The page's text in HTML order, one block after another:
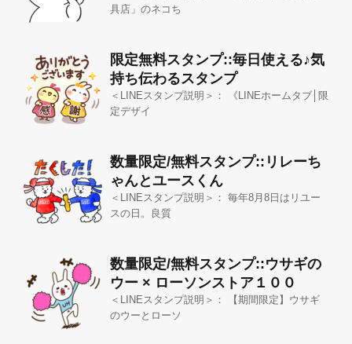
具店」のネコち
限定無料スタンプ::毎日使える♪気
持ち伝わるスタンプ
＜LINEスタンプ説明＞： 《LINEホームタブ│限
定デザイ
数量限定/無料スタンプ::リレーち
ゃんとユースくん
＜LINEスタンプ説明＞： 毎年8月8日はリユー
スの日。良質
数量限定/無料スタンプ::ウサギの
ウー × ローソンストア１００
＜LINEスタンプ説明＞： 【期間限定】ウサギ
のウーとローソ